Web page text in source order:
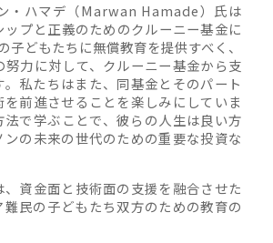
・ハマデ（Marwan Hamade）氏は
プと正義のためのクルーニー基金に
どもたちに無償教育を提供すべく、
力に対して、クルーニー基金から支
私たちはまた、同基金とそのパート
前進させることを楽しみにしていま
で学ぶことで、彼らの人生は良い方
の未来の世代のための重要な投資な
資金面と技術面の支援を融合させた
民の子どもたち双方のための教育の